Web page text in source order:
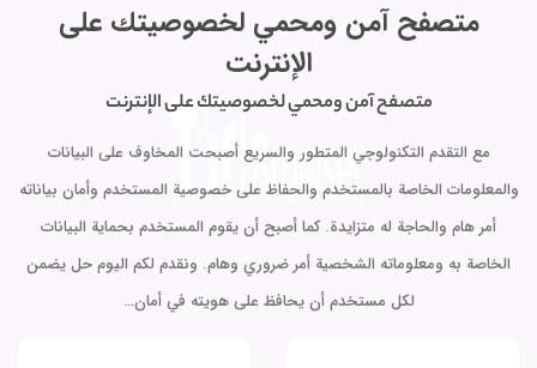
متصفح آمن ومحمي لخصوصيتك على
الإنترنت
متصفح آمن ومحمي لخصوصيتك على الإنترنت
مع التقدم التكنولوجي المتطور والسريع أصبحت المخاوف على البيانات
والمعلومات الخاصة بالمستخدم والحفاظ على خصوصية المستخدم وأمان بياناته
أمر هام والحاجة له متزايدة. كما أصبح أن يقوم المستخدم بحماية البيانات
الخاصة به ومعلوماته الشخصية أمر ضروري وهام. ونقدم لكم اليوم حل يضمن
لكل مستخدم أن يحافظ على هويته في أمان…